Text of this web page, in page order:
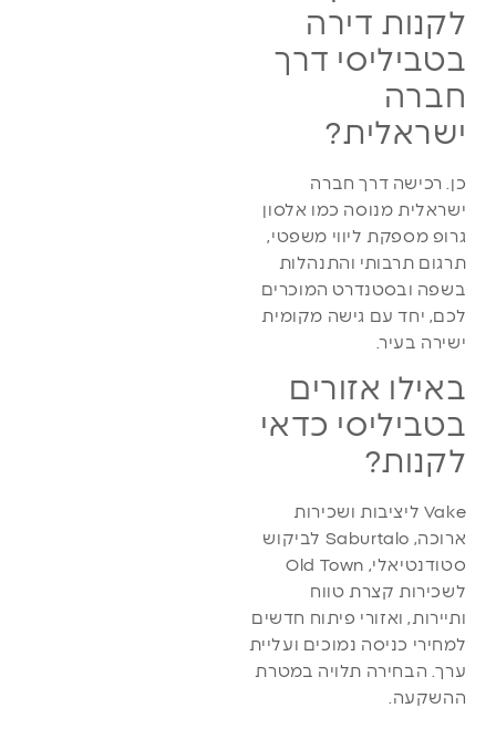
לקנות דירה
בטביליסי דרך
חברה
ישראלית?
כן. רכישה דרך חברה
ישראלית מנוסה כמו אלסון
גרופ מספקת ליווי משפטי,
תרגום תרבותי והתנהלות
בשפה ובסטנדרט המוכרים
לכם, יחד עם גישה מקומית
ישירה בעיר.
באילו אזורים
בטביליסי כדאי
לקנות?
Vake ליציבות ושכירות
ארוכה, Saburtalo לביקוש
סטודנטיאלי, Old Town
לשכירות קצרת טווח
ותיירות, ואזורי פיתוח חדשים
למחירי כניסה נמוכים ועליית
ערך. הבחירה תלויה במטרת
ההשקעה.